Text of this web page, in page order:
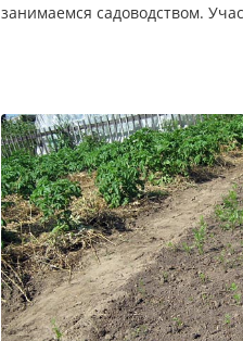
занимаемся садоводством.